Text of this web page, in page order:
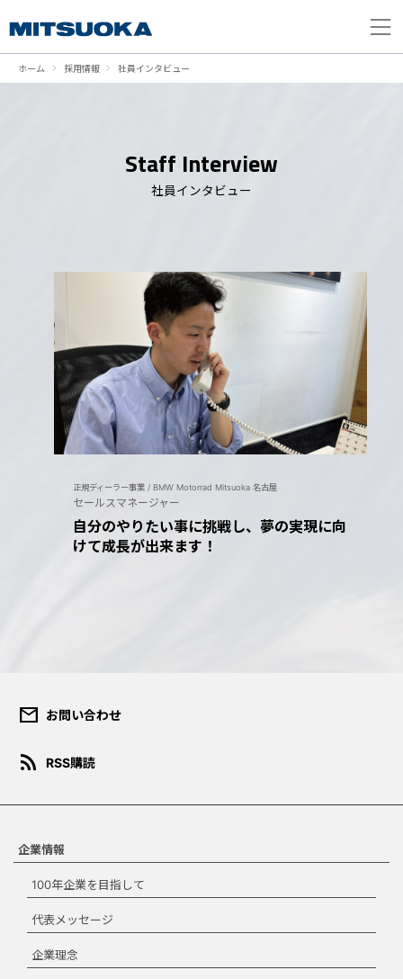
ホーム 採用情報 社員インタビュー
Staff Interview
社員インタビュー
正規ディーラー事業 / BMW Motorrad Mitsuoka 名古屋
セールスマネージャー
自分のやりたい事に挑戦し、夢の実現に向
けて成長が出来ます！
このコンテンツは、報道目的ま
にのみご使用いただくことがで
グ、商品化などの商業目的での
ドする場合は、本規約を承諾す
に同意します。
mail お問い合わせ
rss_feed RSS購読
企業情報
100年企業を目指して
代表メッセージ
企業理念